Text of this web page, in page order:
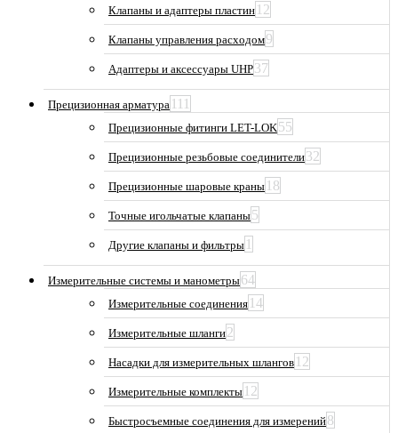
Клапаны и адаптеры пластин 12
Клапаны управления расходом9
Адаптеры и аксессуары UHP37
Прецизионная арматура 111
Прецизионные фитинги LET-LOK55
Прецизионные резьбовые соединители32
Прецизионные шаровые краны 18
Точные игольчатые клапаны5
Другие клапаны и фильтры 1
Измерительные системы и манометры64
Измерительные соединения 14
Измерительные шланги2
Насадки для измерительных шлангов 12
Измерительные комплекты 12
Быстросъемные соединения для измерений8